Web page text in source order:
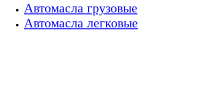
Автомасла грузовые
Автомасла легковые